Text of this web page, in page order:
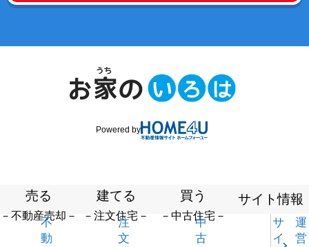
Powered by
売る
－不動産売却－
不
動
建てる
－注文住宅－
注
文
買う
－中古住宅－
中
古
サイト情報
サ
イ
運
営